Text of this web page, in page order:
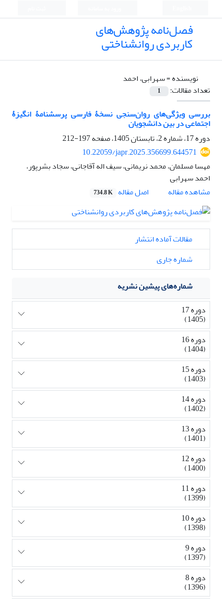
فصل‌نامه پژوهش‌های
کاربردی روانشناختی
نویسنده =سهرابی، احمد
تعداد مقالات:
1
بررسی ویژگی‌های روان‌سنجی نسخۀ فارسی پرسشنامۀ انگیزۀ
اجتماعی در بین دانشجویان
دوره 17، شماره 2، تابستان 1405، صفحه
197-212
10.22059/japr.2025.356699.644571
مهسا مسلمان، محمد نریمانی، سیف اله آقاجانی، سجاد بشرپور،
احمد سهرابی
مشاهده مقاله
اصل مقاله 734.8 K
مقالات آماده انتشار
شماره جاری
شماره‌های پیشین نشریه
دوره 17
(1405)
دوره 16
(1404)
دوره 15
(1403)
دوره 14
(1402)
دوره 13
(1401)
دوره 12
(1400)
دوره 11
(1399)
دوره 10
(1398)
دوره 9
(1397)
دوره 8
(1396)